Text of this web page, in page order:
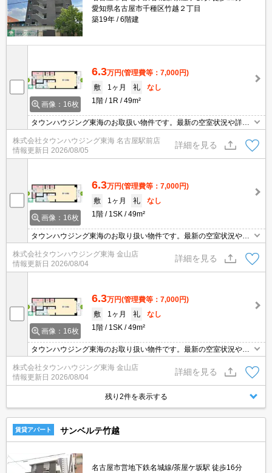
愛知県名古屋市千種区竹越２丁目
築19年
6階建
画像：16枚
6.3万円(管理費等：7,000円)
敷
1ヶ月 礼
なし
1階
1R 49m²
タウンハウジング東海のお取扱い物件です。最新の空室状況や詳細
などお気軽にお問い合わせください。
株式会社タウンハウジング東海 名古屋駅前店
情報更新日 2026/08/05
詳細を見る
画像：16枚
6.3万円(管理費等：7,000円)
敷
1ヶ月 礼
なし
1階
1SK 49m²
タウンハウジング東海のお取り扱い物件です。最新の空室状況やの
詳細などお気軽にお問い合わせ下さい。
株式会社タウンハウジング東海 金山店
情報更新日 2026/08/04
詳細を見る
画像：16枚
6.3万円(管理費等：7,000円)
敷
1ヶ月 礼
なし
1階
1SK 49m²
タウンハウジング東海のお取り扱い物件です。最新の空室状況やの
詳細などお気軽にお問い合わせ下さい。
株式会社タウンハウジング東海 金山店
情報更新日 2026/08/04
詳細を見る
残り2件を表示する
賃貸アパート サンベルテ竹越
名古屋市営地下鉄名城線/茶屋ケ坂駅 徒歩16分